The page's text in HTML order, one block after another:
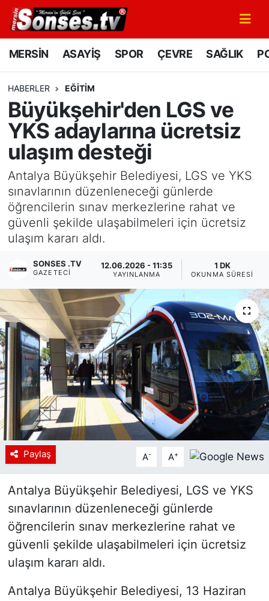
MERSİN ASAYİŞ SPOR ÇEVRE SAĞLIK
HABERLER EĞİTİM
Büyükşehir'den LGS ve
YKS adaylarına ücretsiz
ulaşım desteği
Antalya Büyükşehir Belediyesi, LGS ve YKS
sınavlarının düzenleneceği günlerde
öğrencilerin sınav merkezlerine rahat ve
güvenli şekilde ulaşabilmeleri için ücretsiz
ulaşım kararı aldı.
SONSES .TV
GAZETECI
12.06.2026 - 11:35
YAYINLANMA
1 DK
OKUNMA SÜRESI
Paylaş A- A+
Antalya Büyükşehir Belediyesi, LGS ve YKS
sınavlarının düzenleneceği günlerde
öğrencilerin sınav merkezlerine rahat ve
güvenli şekilde ulaşabilmeleri için ücretsiz
ulaşım kararı aldı.
Antalya Büyükşehir Belediyesi, 13 Haziran
MERSİN
SPOR
GÜNÜN MANŞETİ
DÜNYA
KÜLTÜR - SANAT
MAGAZİN
SAĞLIK
Siyaset
YEREL HABER
Haberde insan
Tanıtım
Mersin Nöbetçi Eczaneler
Mersin Namaz Vakitleri
Mersin Trafik Yoğunluk Haritası
Süper Lig Puan Durumu ve Fikstür
Tüm Manşetler
Son Dakika Haberleri
Haber Arşivi